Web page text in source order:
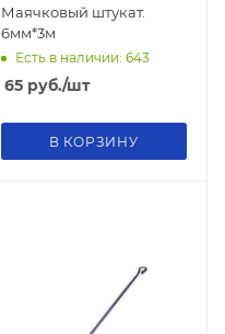
Маячковый штукат.
6мм*3м
Есть в наличии: 643
65руб./шт
В КОРЗИНУ